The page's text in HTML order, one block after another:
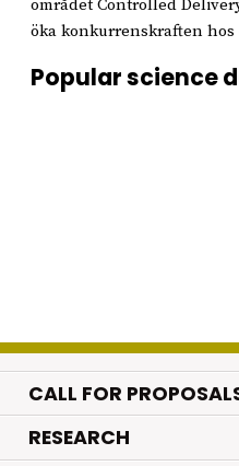
området Controlled
öka konkurrenskraften
Popular science
CALL FOR
RESEARCH.